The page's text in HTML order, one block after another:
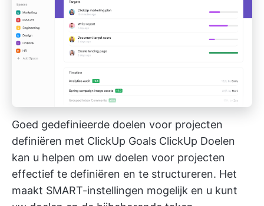
Goed gedefinieerde doelen voor projecten
definiëren met ClickUp Goals ClickUp Doelen
kan u helpen om uw doelen voor projecten
effectief te definiëren en te structureren. Het
maakt SMART-instellingen mogelijk en u kunt